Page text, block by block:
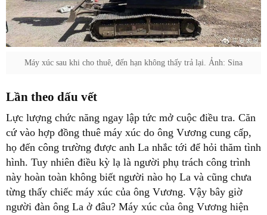
Máy xúc sau khi cho thuê, đến hạn không thấy trả lại. Ảnh: Sina
Lần theo dấu vết
Lực lượng chức năng ngay lập tức mở cuộc điều tra. Căn
cứ vào hợp đồng thuê máy xúc do ông Vương cung cấp,
họ đến công trường được anh La nhắc tới để hỏi thăm tình
hình. Tuy nhiên điều kỳ lạ là người phụ trách công trình
này hoàn toàn không biết người nào họ La và cũng chưa
từng thấy chiếc máy xúc của ông Vương. Vậy bây giờ
người đàn ông La ở đâu? Máy xúc của ông Vương hiện